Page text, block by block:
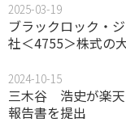
2025-03-19
ブラックロック・
社＜4755＞株式の
2024-10-15
三木谷 浩史が楽天
報告書を提出